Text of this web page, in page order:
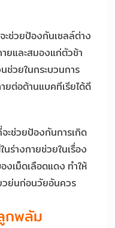
ะช่วยป้องกันเซลล์ต่าง
ยและสมองแก่ตัวช้า
ช่วยในกระบวนการ
ยต่อต้านแบคทีเรียได้ดี
ะช่วยป้องกันการเกิด
ร่างกายช่วยในเรื่อง
งเม็ดเลือดแดง ทำให้
วย่นก่อนวัยอันควร
กพลัม